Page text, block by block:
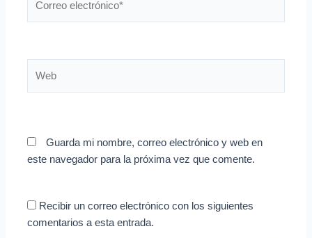
Guarda mi nombre, correo electrónico y web en
este navegador para la próxima vez que comente.
Recibir un correo electrónico con los siguientes
comentarios a esta entrada.